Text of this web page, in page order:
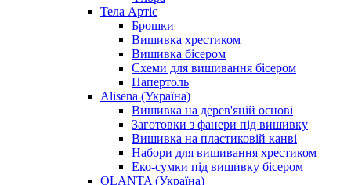
Тела Артіс
Брошки
Вишивка хрестиком
Вишивка бісером
Схеми для вишивання бісером
Папертоль
Alisena (Україна)
Вишивка на дерев'яній основі
Заготовки з фанери під вишивку
Вишивка на пластиковій канві
Набори для вишивання хрестиком
Еко-сумки під вишивку бісером
OLANTA (Україна)